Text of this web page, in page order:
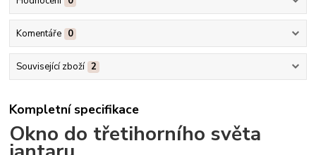
Komentáře 0
Související zboží 2
Kompletní specifikace
Okno do třetihorního světa